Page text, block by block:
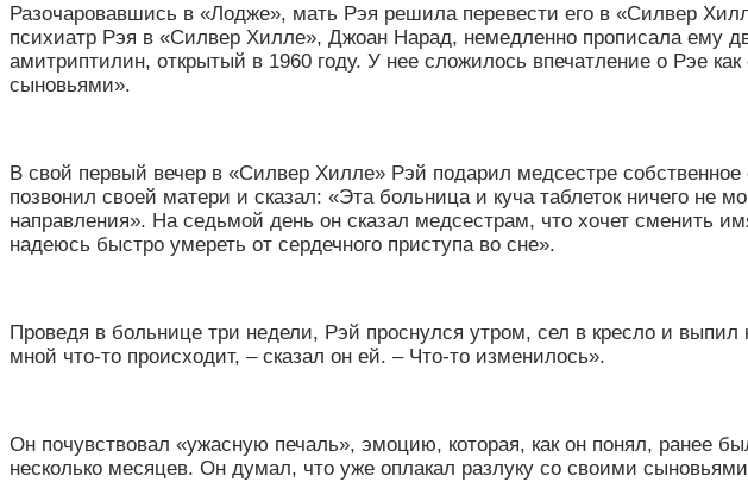
Разочаровавшись в «Лодже», мать Рэя решила перевести его в «Силвер
психиатр Рэя в «Силвер Хилле», Джоан Нарад, немедленно прописала ему
амитриптилин, открытый в 1960 году. У нее сложилось впечатление о Рэе как
сыновьями».
В свой первый вечер в «Силвер Хилле» Рэй подарил медсестре собственное
позвонил своей матери и сказал: «Эта больница и куча таблеток ничего не
направления». На седьмой день он сказал медсестрам, что хочет сменить
надеюсь быстро умереть от сердечного приступа во сне».
Проведя в больнице три недели, Рэй проснулся утром, сел в кресло и выпил
мной что-то происходит, – сказал он ей. – Что-то изменилось».
Он почувствовал «ужасную печаль», эмоцию, которая, как он понял, ранее
несколько месяцев. Он думал, что уже оплакал разлуку со своими